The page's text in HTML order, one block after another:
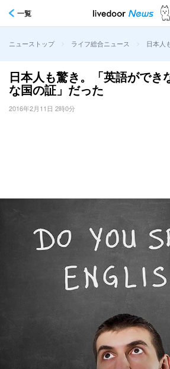
一覧
ニューストップ > ライフ総合ニュース > 日本人
日本人も驚き。「英語ができ
な国の証」だった
2016年2月11日 2時0分